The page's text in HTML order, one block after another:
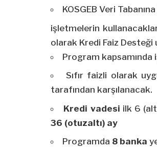
KOSGEB Veri Tabanına
işletmelerin
olarak Kredi Faiz Desteği
Program kapsamında
Sıfır faizli olarak
tarafından karşılanacak.
Kredi vadesi ilk 6
36 (otuzaltı) ay
Programda 8 banka